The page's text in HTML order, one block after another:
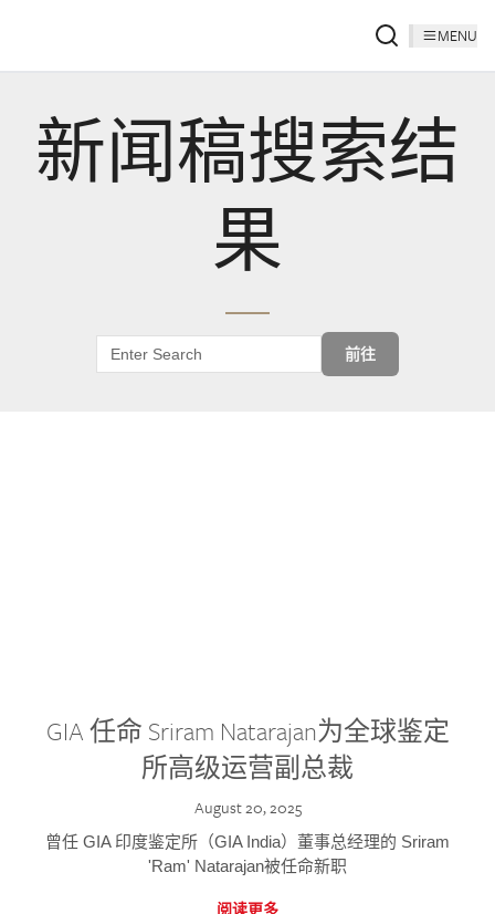
MENU
新闻稿搜索结
果
前往
GIA 任命 Sriram Natarajan为全球鉴定
所高级运营副总裁
August 20, 2025
曾任 GIA 印度鉴定所（GIA India）董事总经理的 Sriram
'Ram' Natarajan被任命新职